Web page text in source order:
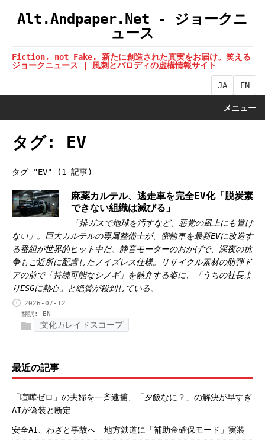
Alt.Andpaper.Net - ジョークニ
ュース
Fiction, not Fake. 新たに創造された真実をお届け。笑える
ジョークニュース | 風刺とパロディの虚構情報サイト
JA EN
メニュー
タグ: EV
タグ "EV" (1 記事)
麻薬カルテル、逃走車を完全EV化「脱炭素
できない組織は滅びる」
「排ガスで地球を汚すなど、悪党の風上にも置け
ない」。巨大カルテルの専属整備士が、密輸車を最新EVに改造す
る番組が世界的ヒット中だ。静音モーターのおかげで、深夜の抗
争もご近所に配慮したノイズレス仕様。リサイクル素材の防弾ド
アの前で「持続可能なシノギ」を熱弁する姿に、「うちの社長よ
りESGに熱心」と絶賛が殺到している。
2026-07-12
翻訳: EN
文化カレイドスコープ
最近の記事
「喧嘩ゼロ」の夫婦を一斉逮捕、「夕飯なに？」の解決が早すぎ
AIが偽装と断定
安全AI、わざと事故へ 地方鉄道に「補助金確保モード」実装